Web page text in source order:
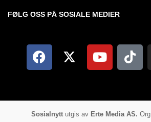
FØLG OSS PÅ SOSIALE MEDIER​
Sosialnyttutgis av Erte Media AS.